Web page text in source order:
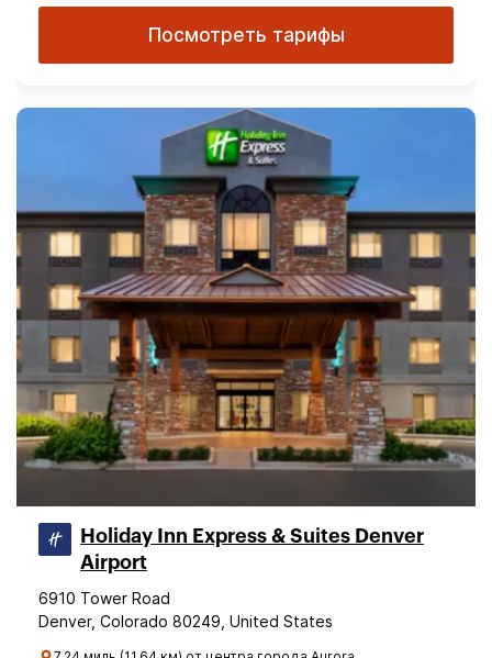
Посмотреть тарифы
Holiday Inn Express & Suites Denver
Airport
6910 Tower Road
Denver, Colorado 80249, United States